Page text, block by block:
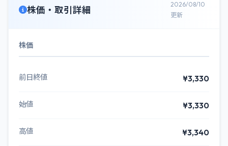
株価・取引詳細
2026/08/10
更新
株価
前日終値 ¥3,330
始値 ¥3,330
高値 ¥3,340